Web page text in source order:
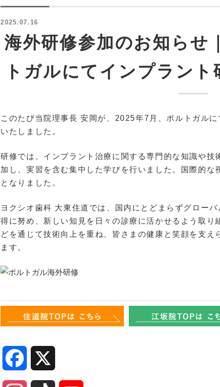
2025.07.16
海外研修参加のお知らせ
トガルにてインプラン
このたび当院理事長 安岡が、2025年7月、ポルトガル
いたしました。
研修では、インプラント治療に関する専門的な知識や
加し、実習を含む集中した学びを行いました。国際的
となりました。
ヨクシオ歯科 大東住道では、国内にとどまらずグロー
得に努め、新しい知見を日々の診療に活かせるよう取
どを通じて技術向上を重ね、皆さまの健康と笑顔を支
ます。
Facebook